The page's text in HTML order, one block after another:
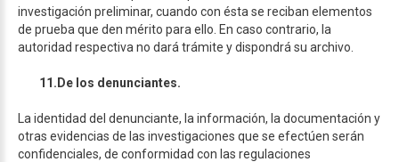
investigación preliminar, cuando con ésta se reciban elementos
de prueba que den mérito para ello. En caso contrario, la
autoridad respectiva no dará trámite y dispondrá su archivo.
11.De los denunciantes.
La identidad del denunciante, la información, la documentación y
otras evidencias de las investigaciones que se efectúen serán
confidenciales, de conformidad con las regulaciones